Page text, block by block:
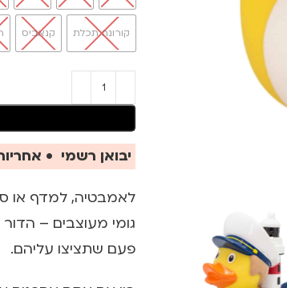
קורונה תכלת קנאביס
יבואן רשמי •
לאמבטיה, למדף או
גומי מעוצבים – הדור
פעם שתציצו עליהם.